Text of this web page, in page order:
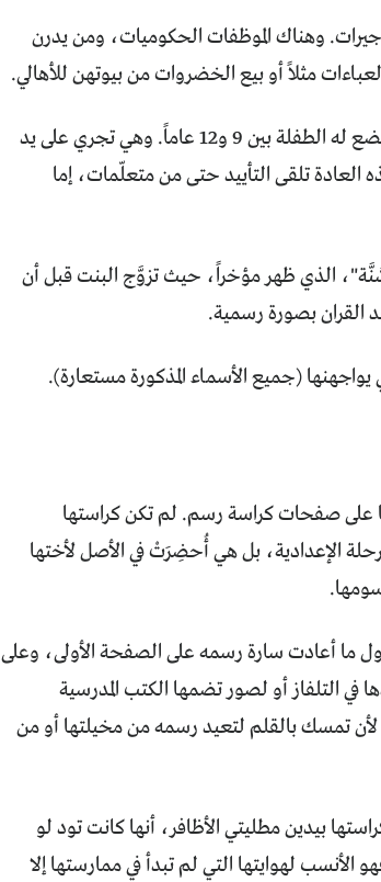
وهناك الموظفات الحكوميات، ومن يدرن
مثلاً أو بيع الخضروات من بيوتهن للأهالي.
لا يزال ختان الإناث عادة متوارثة تمارس على نطاق واسع، تخضع له الطفلة بين 9 و12 عاماً. وهي تجري على يد
العادة تلقى التأييد حتى من متعلّمات، إما
الذي ظهر مؤخراً، حيث تزوَّج البنت قبل أن
(جميع الأسماء المذكورة مستعارة).
صفحات كراسة رسم. لم تكن كراستها
الإعدادية، بل هي أُحضِرَتْ في الأصل لأختها
أول ما أعادت سارة رسمه على الصفحة الأولى، وعلى
التلفاز أو لصور تضمها الكتب المدرسية
لأن تمسك بالقلم لتعيد رسمه من مخيلتها أو من
بيدين مطليتي الأظافر، أنها كانت تود لو
لهوايتها التي لم تبدأ في ممارستها إلا